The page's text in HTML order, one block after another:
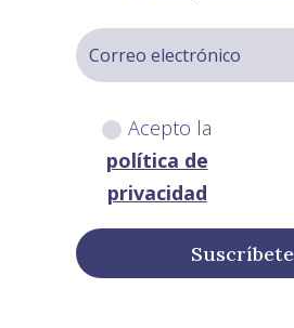
Acepto la
política de
privacidad
Suscríbete